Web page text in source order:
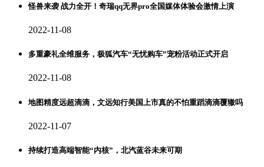
怪兽来袭 战力全开！奇瑞qq无界pro全国媒体体验会激情上演
2022-11-08
多重豪礼全维服务，极狐汽车“无忧购车”宠粉活动正式开启
2022-11-08
地图精度远超滴滴，文远知行美国上市真的不怕重蹈滴滴覆辙吗
2022-11-07
持续打造高端智能“内核”，北汽蓝谷未来可期